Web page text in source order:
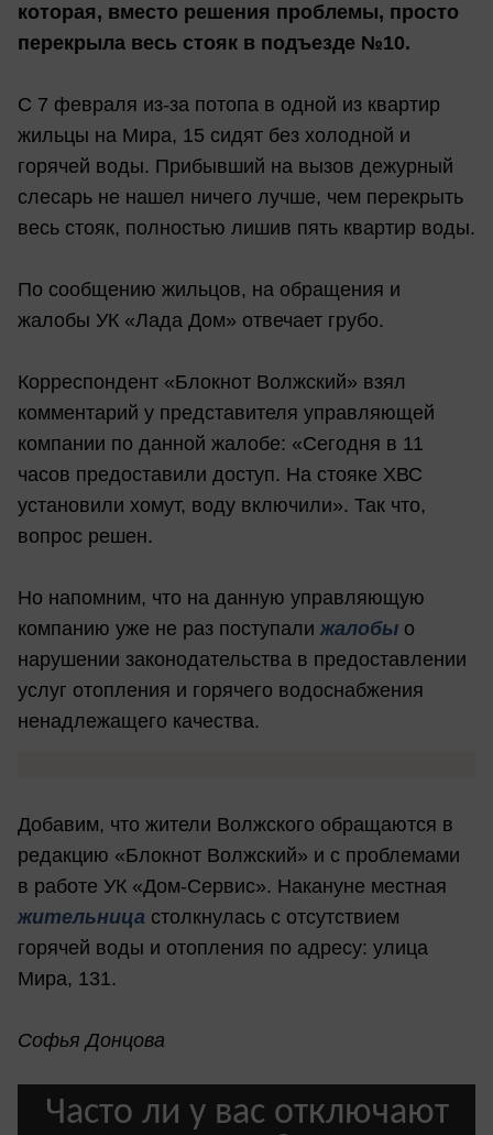
которая, вместо решения проблемы, просто
перекрыла весь стояк в подъезде №10.
С 7 февраля из-за потопа в одной из квартир
жильцы на Мира, 15 сидят без холодной и
горячей воды. Прибывший на вызов дежурный
слесарь не нашел ничего лучше, чем перекрыть
весь стояк, полностью лишив пять квартир воды.
По сообщению жильцов, на обращения и
жалобы УК «Лада Дом» отвечает грубо.
Корреспондент «Блокнот Волжский» взял
комментарий у представителя управляющей
компании по данной жалобе: «Сегодня в 11
часов предоставили доступ. На стояке ХВС
установили хомут, воду включили». Так что,
вопрос решен.
Но напомним, что на данную управляющую
компанию уже не раз поступалижалобы о
нарушении законодательства в предоставлении
услуг отопления и горячего водоснабжения
ненадлежащего качества.
Добавим, что жители Волжского обращаются в
редакцию «Блокнот Волжский» и с проблемами
в работе УК «Дом-Сервис». Накануне местная
жительница столкнулась с отсутствием
горячей воды и отопления по адресу: улица
Мира, 131.
Софья Донцова